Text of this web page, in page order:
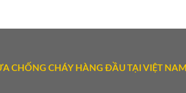
CHỐNG CHÁY HÀNG ĐẦU TẠI VIỆT NAM